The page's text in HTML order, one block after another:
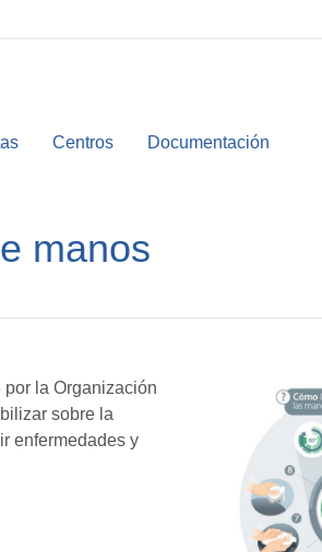
Centros Documentación
manos
la Organización
sobre la
enfermedades y